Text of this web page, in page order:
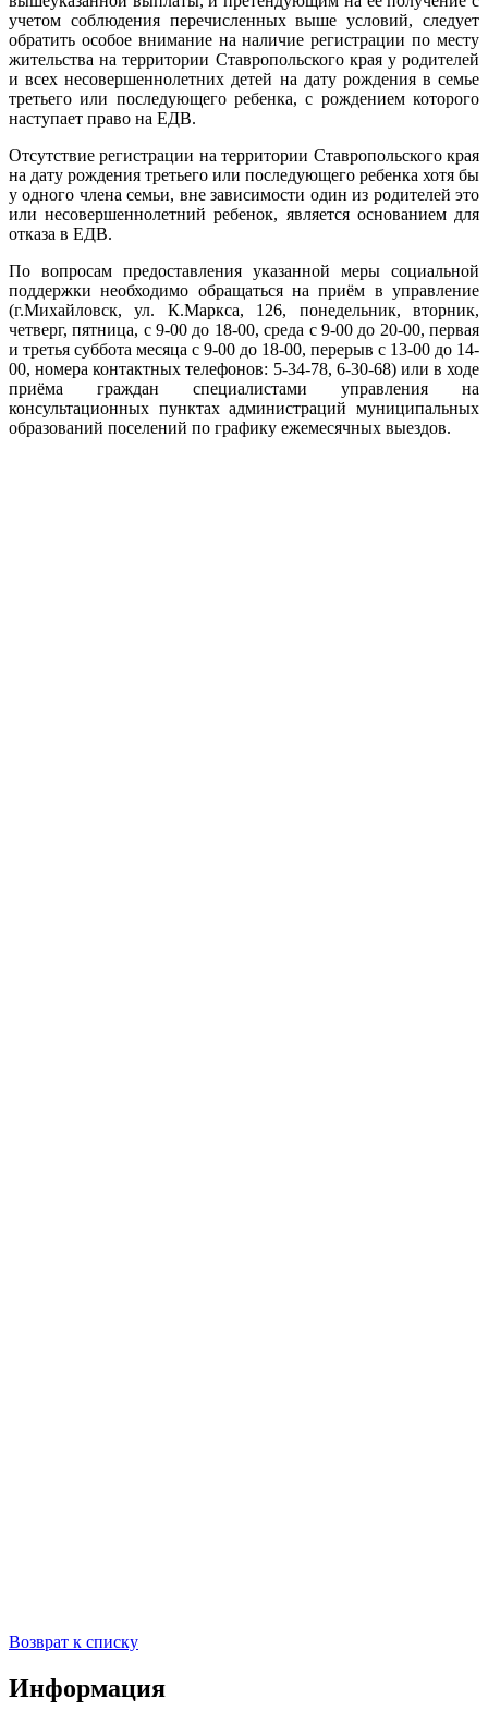
учетом соблюдения перечисленных выше условий, следует
обратить особое внимание на наличие регистрации по месту
жительства на территории Ставропольского края у родителей
и всех несовершеннолетних детей на дату рождения в семье
третьего или последующего ребенка, с рождением которого
наступает право на ЕДВ.
Отсутствие регистрации на территории Ставропольского края
на дату рождения третьего или последующего ребенка хотя бы
у одного члена семьи, вне зависимости один из родителей это
или несовершеннолетний ребенок, является основанием для
отказа в ЕДВ.
По вопросам предоставления указанной меры социальной
поддержки необходимо обращаться на приём в управление
(г.Михайловск, ул. К.Маркса, 126, понедельник, вторник,
четверг, пятница, с 9-00 до 18-00, среда с 9-00 до 20-00, первая
и третья суббота месяца с 9-00 до 18-00, перерыв с 13-00 до 14-
00, номера контактных телефонов: 5-34-78, 6-30-68) или в ходе
приёма граждан специалистами управления на
консультационных пунктах администраций муниципальных
образований поселений по графику ежемесячных выездов.
Возврат к списку
Информация